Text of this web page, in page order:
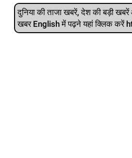
दुनिया की ताजा खबरें, देश की बड़ी खबरें
खबर English में पढ़ने यहां क्लिक